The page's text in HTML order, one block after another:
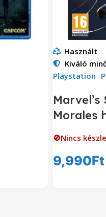
Használt
Kiváló
Playstation-
Morales
🚫Nincs
9,990Ft